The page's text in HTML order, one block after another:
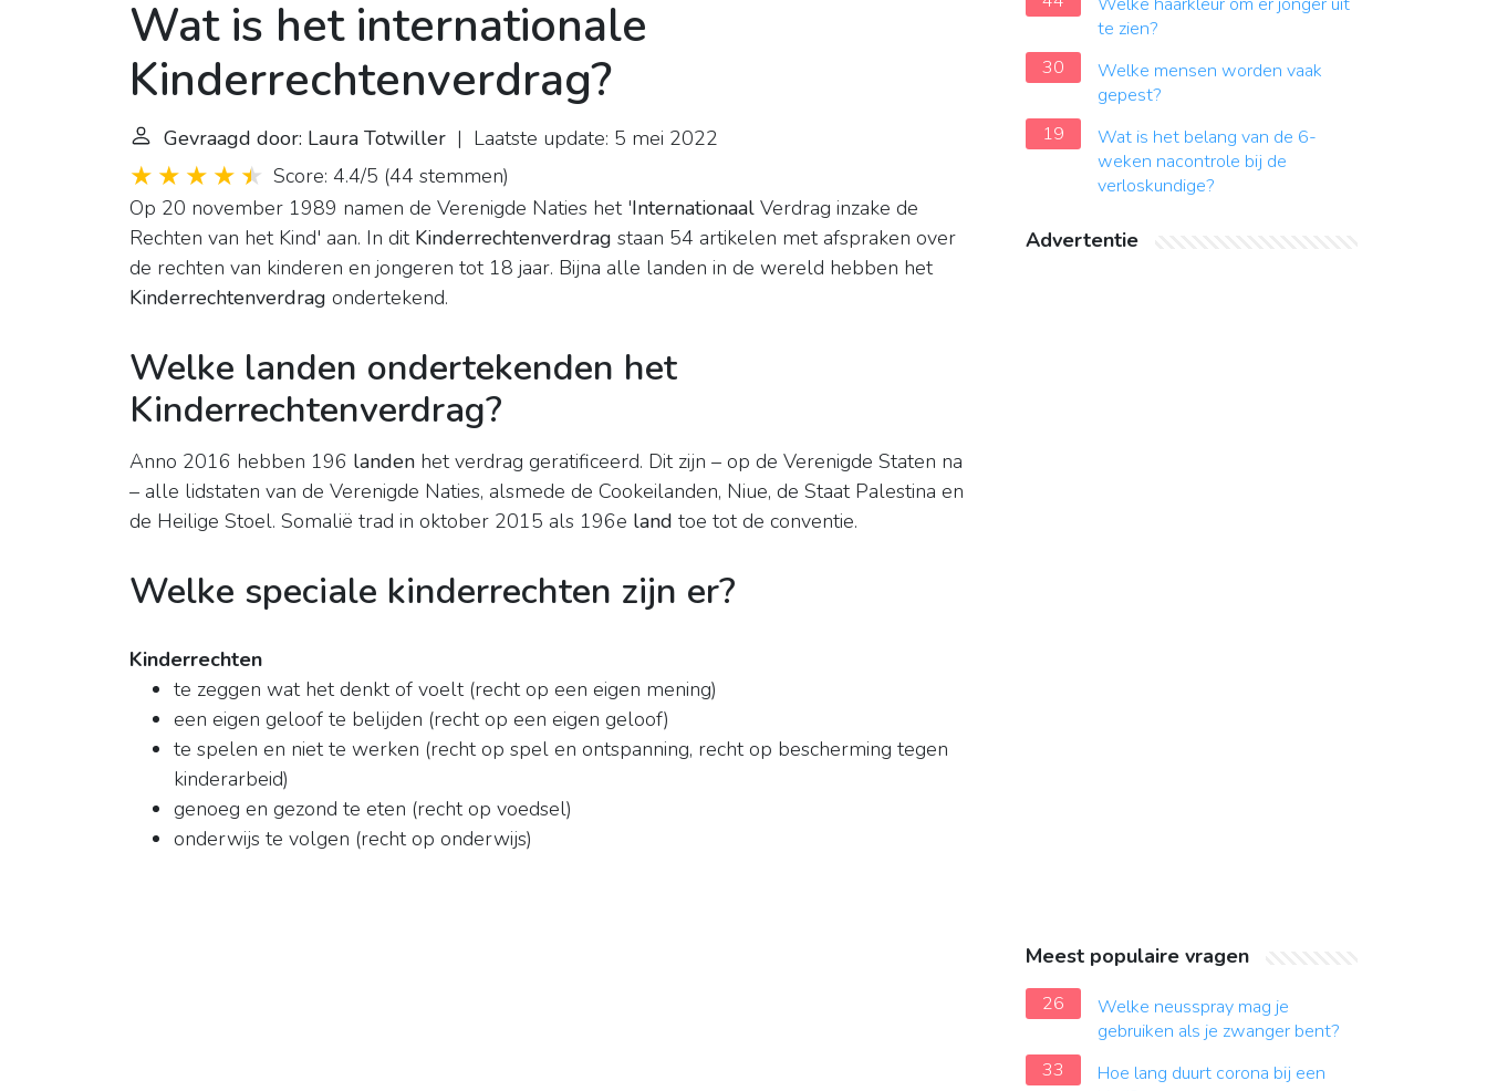
Wat is het internationale
Kinderrechtenverdrag?
Gevraagd door: Laura Totwiller | Laatste update: 5 mei 2022
Score: 4.4/5 (44 stemmen)
Op 20 november 1989 namen de Verenigde Naties het 'Internationaal Verdrag inzake de
Rechten van het Kind' aan. In dit Kinderrechtenverdrag staan 54 artikelen met afspraken over
de rechten van kinderen en jongeren tot 18 jaar. Bijna alle landen in de wereld hebben het
Kinderrechtenverdrag ondertekend.
Welke landen ondertekenden het
Kinderrechtenverdrag?
Anno 2016 hebben 196 landen het verdrag geratificeerd. Dit zijn – op de Verenigde Staten na
– alle lidstaten van de Verenigde Naties, alsmede de Cookeilanden, Niue, de Staat Palestina en
de Heilige Stoel. Somalië trad in oktober 2015 als 196e land toe tot de conventie.
Welke speciale kinderrechten zijn er?
Kinderrechten
te zeggen wat het denkt of voelt (recht op een eigen mening)
een eigen geloof te belijden (recht op een eigen geloof)
te spelen en niet te werken (recht op spel en ontspanning, recht op bescherming tegen
kinderarbeid)
genoeg en gezond te eten (recht op voedsel)
onderwijs te volgen (recht op onderwijs)
te zien?
30
Welke mensen worden vaak
gepest?
19
Wat is het belang van de 6-
weken nacontrole bij de
verloskundige?
Advertentie
Meest populaire vragen
26
Welke neusspray mag je
gebruiken als je zwanger bent?
33
Hoe lang duurt corona bij een